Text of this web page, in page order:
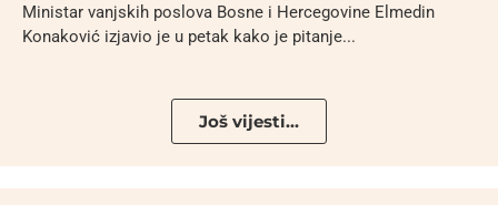
Ministar vanjskih poslova Bosne i Hercegovine Elmedin
Konaković izjavio je u petak kako je pitanje...
Još vijesti...